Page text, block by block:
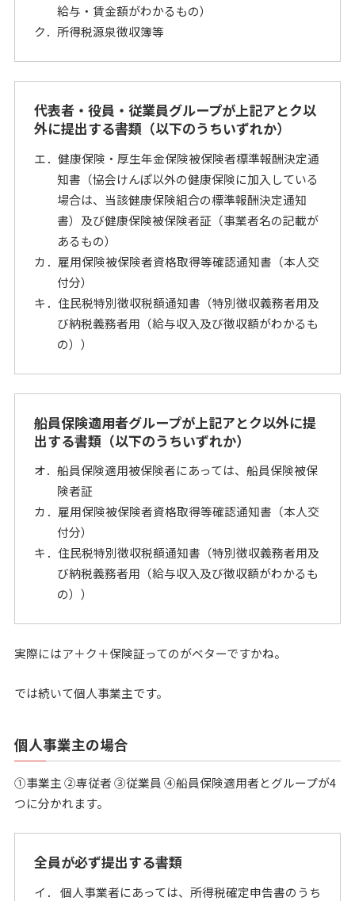
給与・賃金額がわかるもの）
ク．所得税源泉徴収簿等
代表者・役員・従業員グループが上記アとク以
外に提出する書類（以下のうちいずれか）
エ．健康保険・厚生年金保険被保険者標準報酬決定通
知書（協会けんぽ以外の健康保険に加入している
場合は、当該健康保険組合の標準報酬決定通知
書）及び健康保険被保険者証（事業者名の記載が
あるもの）
カ．雇用保険被保険者資格取得等確認通知書（本人交
付分）
キ．住民税特別徴収税額通知書（特別徴収義務者用及
び納税義務者用（給与収入及び徴収額がわかるも
の））
船員保険適用者グループが上記アとク以外に提
出する書類（以下のうちいずれか）
オ．船員保険適用被保険者にあっては、船員保険被保
険者証
カ．雇用保険被保険者資格取得等確認通知書（本人交
付分）
キ．住民税特別徴収税額通知書（特別徴収義務者用及
び納税義務者用（給与収入及び徴収額がわかるも
の））
実際にはア＋ク＋保険証ってのがベターですかね。
では続いて個人事業主です。
個人事業主の場合
①事業主 ②専従者 ③従業員 ④船員保険適用者とグループが4
つに分かれます。
全員が必ず提出する書類
イ． 個人事業者にあっては、所得税確定申告書のうち